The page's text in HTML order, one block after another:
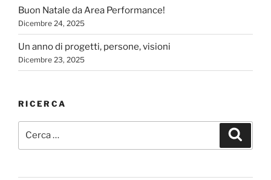
Buon Natale da Area Performance!
Dicembre 24, 2025
Un anno di progetti, persone, visioni
Dicembre 23, 2025
RICERCA